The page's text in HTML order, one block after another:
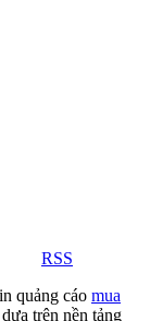
RSS
quảng cáo mua
trên nền tảng